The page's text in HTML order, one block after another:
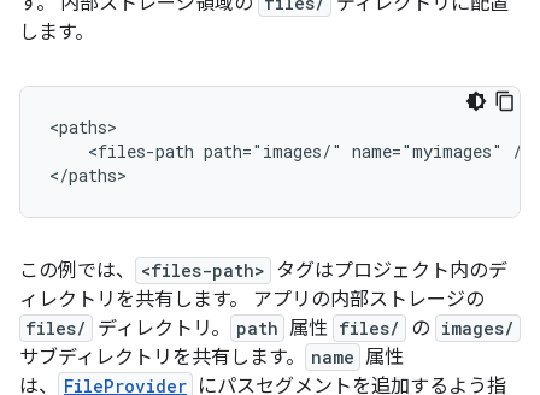
します。
<files-path path="images/" name="myimages"
/>
</paths>
この例では、 <files-path> タグはプロジェクト内のデ
ィレクトリを共有します。 アプリの内部ストレージの
files/ ディレクトリ。 path 属性 files/ の images/
サブディレクトリを共有します。 name 属性
は、
FileProvider にパスセグメントを追加するよう指